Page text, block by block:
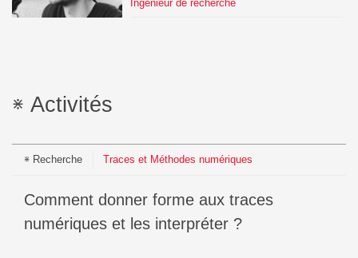
Ingénieur de recherche
Activités
Recherche Traces et Méthodes numériques
Comment donner forme aux traces
numériques et les interpréter ?